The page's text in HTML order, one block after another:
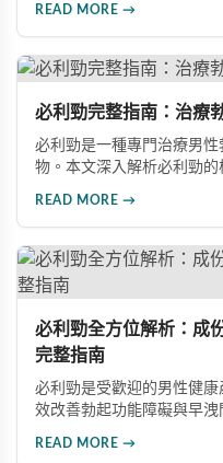
READ MORE →
必利勁完整指南：治療
必利勁是一種專門治療男
物。本文深入解析必利勁
READ MORE →
必利勁全方位解析：成
完整指南
必利勁是受歡迎的男性健
效改善勃起功能障礙與早
READ MORE →